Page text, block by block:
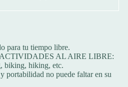
para tu tiempo libre.
AL AIRE LIBRE:
biking, hiking, etc.
portabilidad no puede faltar en su